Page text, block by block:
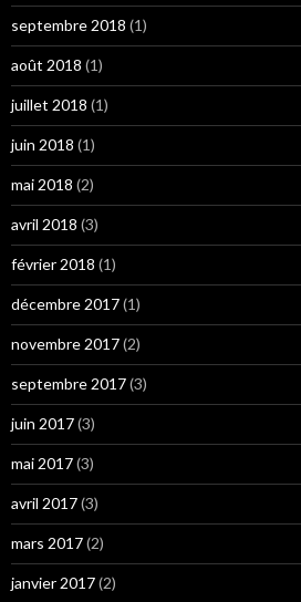
septembre 2018 (1)
août 2018 (1)
juillet 2018 (1)
juin 2018 (1)
mai 2018 (2)
avril 2018 (3)
février 2018 (1)
décembre 2017(1)
novembre 2017(2)
septembre 2017(3)
juin 2017(3)
mai 2017(3)
avril 2017(3)
mars 2017(2)
janvier 2017(2)